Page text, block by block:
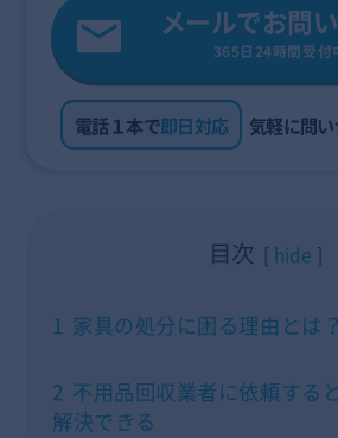
メールでお問
365日24時間受付
電話１本で即日対応 気軽に問
目次 hide
1 家具の処分に困る理由とは？
2 不用品回収業者に依頼する
解決できる